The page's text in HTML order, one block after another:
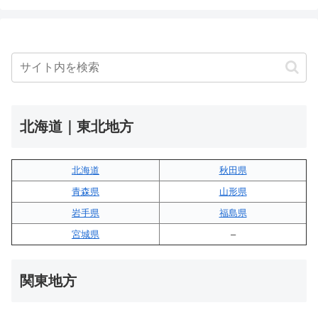
北海道｜東北地方
北海道
秋田県
青森県
山形県
岩手県
福島県
宮城県
–
関東地方